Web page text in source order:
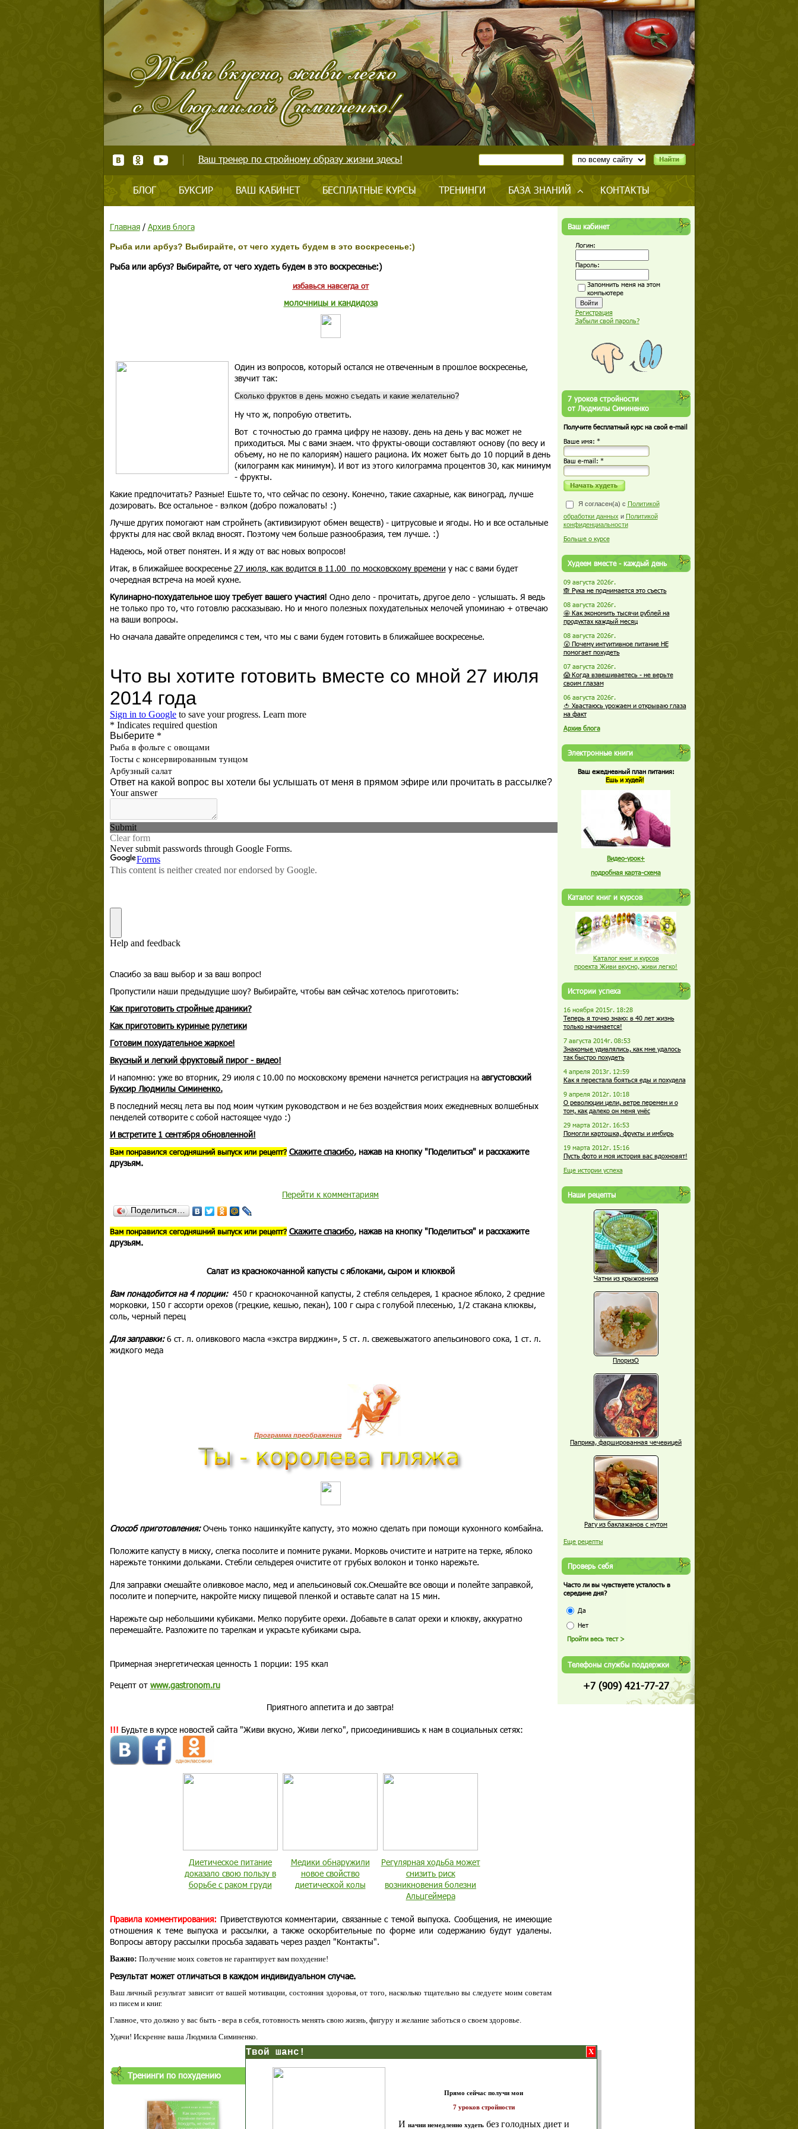
Ваш тренер по стройному образу жизни здесь!
БЛОГ БУКСИР ВАШ КАБИНЕТ БЕСПЛАТНЫЕ КУРСЫ ТРЕНИНГИ БАЗА ЗНАНИЙ КОНТАКТЫ
Главная/ Архив блога
Рыба или арбуз? Выбирайте, от чего худеть будем в это воскресенье:)
Рыба или арбуз? Выбирайте, от чего худеть будем в это воскресенье:)
избавься навсегда от
молочницы и кандидоза
Один из вопросов, который остался не отвеченным в прошлое воскресенье,
звучит так:
Сколько фруктов в день можно съедать и какие желательно?
Ну что ж, попробую ответить.
Вот с точностью до грамма цифру не назову. день на день у вас может не
приходиться. Мы с вами знаем. что фрукты-овощи составляют основу (по весу и
объему, но не по калориям) нашего рациона. Их может быть до 10 порций в день
(килограмм как минимум). И вот из этого килограмма процентов 30, как минимум
- фрукты.
Какие предпочитать? Разные! Ешьте то, что сейчас по сезону. Конечно, такие сахарные, как виноград, лучше
дозировать. Все остальное - вэлком (добро пожаловать! :)
Лучше других помогают нам стройнеть (активизируют обмен веществ) - цитрусовые и ягоды. Но и все остальные
фрукты для нас свой вклад вносят. Поэтому чем больше разнообразия, тем лучше. :)
Надеюсь, мой ответ понятен. И я жду от вас новых вопросов!
Итак, в ближайшее воскресенье 27 июля, как водится в 11.00 по московскому времени у нас с вами будет
очередная встреча на моей кухне.
Кулинарно-похудательное шоу требует вашего участия! Одно дело - прочитать, другое дело - услышать. Я ведь
не только про то, что готовлю рассказываю. Но и много полезных похудательных мелочей упоминаю + отвечаю
на ваши вопросы.
Но сначала давайте определимся с тем, что мы с вами будем готовить в ближайшее воскресенье.
Спасибо за ваш выбор и за ваш вопрос!
Пропустили наши предыдущие шоу? Выбирайте, чтобы вам сейчас хотелось приготовить:
Как приготовить стройные драники?
Как приготовить куриные рулетики
Готовим похудательное жаркое!
Вкусный и легкий фруктовый пирог - видео!
И напомню: уже во вторник, 29 июля с 10.00 по московскому времени начнется регистрация наавгустовский
Буксир Людмилы Симиненко.
В последний месяц лета вы под моим чутким руководством и не без воздействия моих ежедневных волшебных
пенделей сотворите с собой настоящее чудо :)
И встретите 1 сентября обновленной!
Вам понравился сегодняшний выпуск или рецепт? Скажите спасибо, нажав на кнопку "Поделиться" и расскажите
друзьям.
Перейти к комментариям
Поделиться…
Вам понравился сегодняшний выпуск или рецепт? Скажите спасибо, нажав на кнопку "Поделиться" и расскажите
друзьям.
Салат из краснокочанной капусты с яблоками, сыром и клюквой
Вам понадобится на 4 порции: 450 г краснокочанной капусты, 2 стебля сельдерея, 1 красное яблоко, 2 средние
морковки, 150 г ассорти орехов (грецкие, кешью, пекан), 100 г сыра с голубой плесенью, 1/2 стакана клюквы,
соль, черный перец
Для заправки:6 ст. л. оливкового масла «экстра вирджин», 5 ст. л. свежевыжатого апельсинового сока, 1 ст. л.
жидкого меда
Программа преображения
Способ приготовления:Очень тонко нашинкуйте капусту, это можно сделать при помощи кухонного комбайна.
Положите капусту в миску, слегка посолите и помните руками. Морковь очистите и натрите на терке, яблоко
нарежьте тонкими дольками. Стебли сельдерея очистите от грубых волокон и тонко нарежьте.
Для заправки смешайте оливковое масло, мед и апельсиновый сок.Смешайте все овощи и полейте заправкой,
посолите и поперчите, накройте миску пищевой пленкой и оставьте салат на 15 мин.
Нарежьте сыр небольшими кубиками. Мелко порубите орехи. Добавьте в салат орехи и клюкву, аккуратно
перемешайте. Разложите по тарелкам и украсьте кубиками сыра.
Примерная энергетическая ценность 1 порции: 195 ккал
Рецепт от www.gastronom.ru
Приятного аппетита и до завтра!
!!! Будьте в курсе новостей сайта "Живи вкусно, Живи легко", присоединившись к нам в социальных сетях:
Диетическое питание
доказало свою пользу в
борьбе с раком груди
Медики обнаружили
новое свойство
диетической колы
Регулярная ходьба может
снизить риск
возникновения болезни
Альцгеймера
Правила комментирования: Приветствуются комментарии, связанные с темой выпуска. Сообщения, не имеющие
отношения к теме выпуска и рассылки, а также оскорбительные по форме или содержанию будут удалены.
Вопросы автору рассылки просьба задавать через раздел "Контакты".
Важно: Получение моих советов не гарантирует вам похудение!
Результат может отличаться в каждом индивидуальном случае.
Ваш личный результат зависит от вашей мотивации, состояния здоровья, от того, насколько тщательно вы следуете моим советам
из писем и книг.
Главное, что должно у вас быть - вера в себя, готовность менять свою жизнь, фигуру и желание заботься о своем здоровье.
Удачи! Искренне ваша Людмила Симиненко.
Тренинги по похудению
Ваш кабинет
Логин:
Пароль:
Запомнить меня на этом
компьютере
Регистрация
Забыли свой пароль?
7 уроков стройности
от Людмилы Симиненко
Получите бесплатный курс на свой e-mail
Ваше имя: *
Ваш е-mail: *
Я согласен(а) с Политикой
обработки данных и Политикой
конфиденциальности
Больше о курсе
Худеем вместе - каждый день
09 августа 2026г.
🙈 Рука не поднимается это съесть
08 августа 2026г.
🤩 Как экономить тысячи рублей на
продуктах каждый месяц
08 августа 2026г.
😮 Почему интуитивное питание НЕ
помогает похудеть
07 августа 2026г.
😱 Когда взвешиваетесь - не верьте
своим глазам
06 августа 2026г.
🍅 Хвастаюсь урожаем и открываю глаза
на факт
Архив блога
Электронные книги
Ваш ежедневный план питания:
Ешь и худей!
Видео-урок+
подробная карта-схема
Каталог книг и курсов
Каталог книг и курсов
проекта Живи вкусно, живи легко!
Истории успеха
16 ноября 2015г. 18:28
Теперь я точно знаю: в 40 лет жизнь
только начинается!
7 августа 2014г. 08:53
Знакомые удивлялись, как мне удалось
так быстро похудеть
4 апреля 2013г. 12:59
Как я перестала бояться еды и похудела
9 апреля 2012г. 10:18
О революции цели, ветре перемен и о
том, как далеко он меня унёс
29 марта 2012г. 16:53
Помогли картошка, фрукты и имбирь
19 марта 2012г. 15:16
Пусть фото и моя история вас вдохновят!
Еще истории успеха
Наши рецепты
Чатни из крыжовника
ПлоризО
Паприка, фаршированная чечевицей
Рагу из баклажанов с нутом
Еще рецепты
Проверь себя
Часто ли вы чувствуете усталость в
середине дня?
Да
Нет
Телефоны службы поддержки
+7 (909) 421-77-27
Твой шанс!
Прямо сейчас получи мои
7 уроков стройности
начни немедленно худетьбез голодных диет и